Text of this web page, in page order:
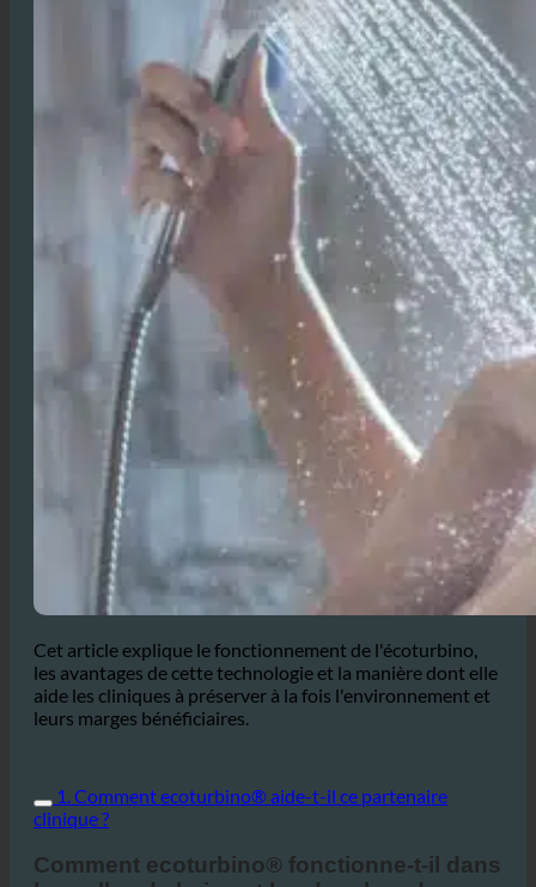
Cet article explique le fonctionnement de l'écoturbino,
les avantages de cette technologie et la manière dont elle
leurs marges bénéficiaires.
1. Comment ecoturbino® aide-t-il ce partenaire
Comment ecoturbino® fonctionne-t-il dans
les salles de bains et les douches des
cliniques ?